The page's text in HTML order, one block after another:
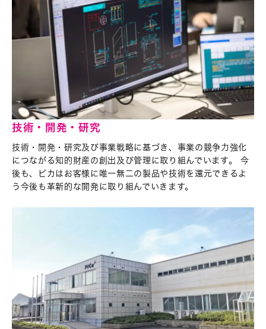
技術・開発・研究
技術・開発・研究及び事業戦略に基づき、事業の競争力強化
につながる知的財産の創出及び管理に取り組んでいます。 今
後も、ピカはお客様に唯一無二の製品や技術を還元できるよ
う今後も革新的な開発に取り組んでいきます。